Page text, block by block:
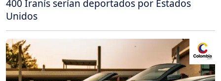
400 Iranís serían deportados por Estados
Unidos